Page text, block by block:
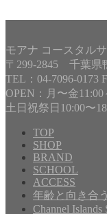
モアナ コースタル
〒299-2845 千葉県
TEL：04-7096-0173
OPEN：月〜金
土日祝祭日10:00〜
TOP
SHOP
BRAND
SCHOOL
ACCESS
年齢と向き合
Channel Islands
Copyright©MOANA
Reserved.